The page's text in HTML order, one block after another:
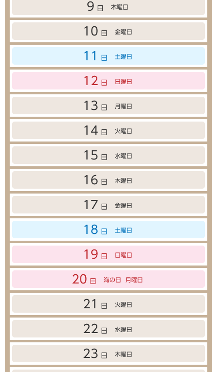
9 日 木曜日
10 日 金曜日
11 日 土曜日
12 日 日曜日
13 日 月曜日
14 日 火曜日
15 日 水曜日
16 日 木曜日
17 日 金曜日
18 日 土曜日
19 日 日曜日
20 日 海の日 月曜日
21 日 火曜日
22 日 水曜日
23 日 木曜日